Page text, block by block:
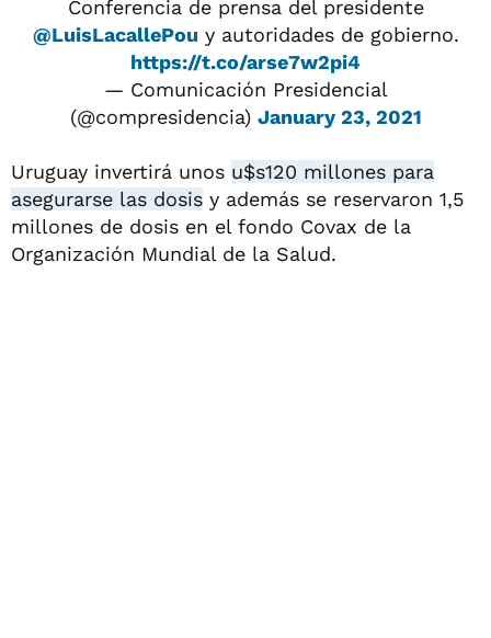
Conferencia de prensa del presidente
@LuisLacallePou y autoridades de gobierno.
https://t.co/arse7w2pi4
— Comunicación Presidencial
(@compresidencia) January 23, 2021
Uruguay invertirá unos u$s120 millones para
asegurarse las dosis y además se reservaron 1,5
millones de dosis en el fondo Covax de la
Organización Mundial de la Salud.